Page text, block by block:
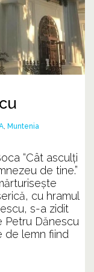
, Muntenia
“Cât asculți
de tine.”
cu hramul
s-a zidit
Petru Dănescu
de lemn fiind